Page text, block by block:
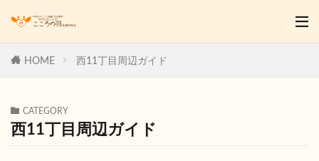
HOME 西11丁目周辺ガイド
CATEGORY
西11丁目周辺ガイド